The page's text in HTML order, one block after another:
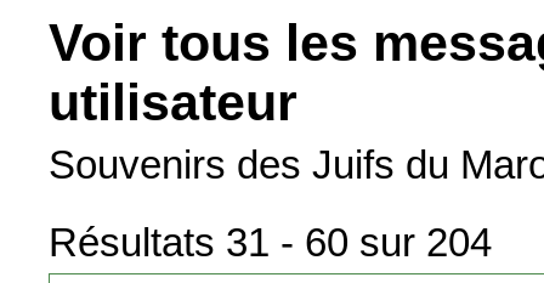
Voir tous les
utilisateur
Souvenirs des Juifs du
Résultats 31 - 60 sur 204